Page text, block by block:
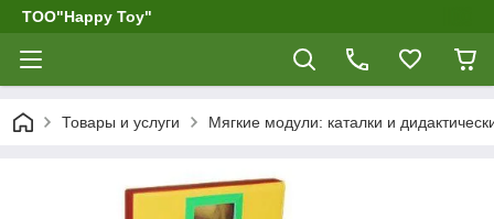
ТОО"Happy Toy"
Товары и услуги Мягкие модули: каталки и